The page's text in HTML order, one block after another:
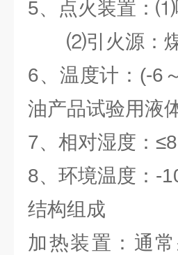
5、点火装置：
⑵引火源：煤
6、温度计：(-6
油产品试验用液
7、相对湿度：
8、环境温度：-
结构组成
加热装置：通